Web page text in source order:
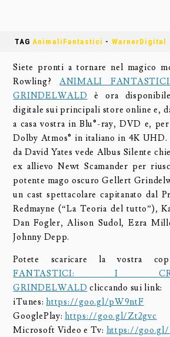
TAGAnimaliFantastici - WarnerDigital
Siete pronti a tornare nel magico
Rowling?ANIMALI
GRINDELWALD è ora
digitale sui principali store online e,
a casa vostra in Blu®-ray, DVD e,
Dolby Atmos® in italiano in 4K
da David Yates vede Albus Silente
ex allievo Newt Scamander per
potente mago oscuro Gellert
un cast spettacolare capitanato dal
Redmayne (“La Teoria del tutto”),
Dan Fogler, Alison Sudol, Ezra
Johnny Depp.
Potete scaricare la vostra
FANTASTICI: I
GRINDELWALD cliccando sui link:
iTunes:https://goo.gl/pW9ntF
GooglePlay:https://goo.gl/Zt2gvc
Microsoft Video e Tv: https://goo.gl/